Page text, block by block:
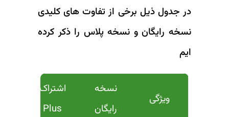
در جدول ذیل برخی از تفاوت های کلیدی
نسخه رایگان و نسخه پلاس را ذکر کرده
ایم
ویژگی
نسخه
رایگان
اشتراک
Plus